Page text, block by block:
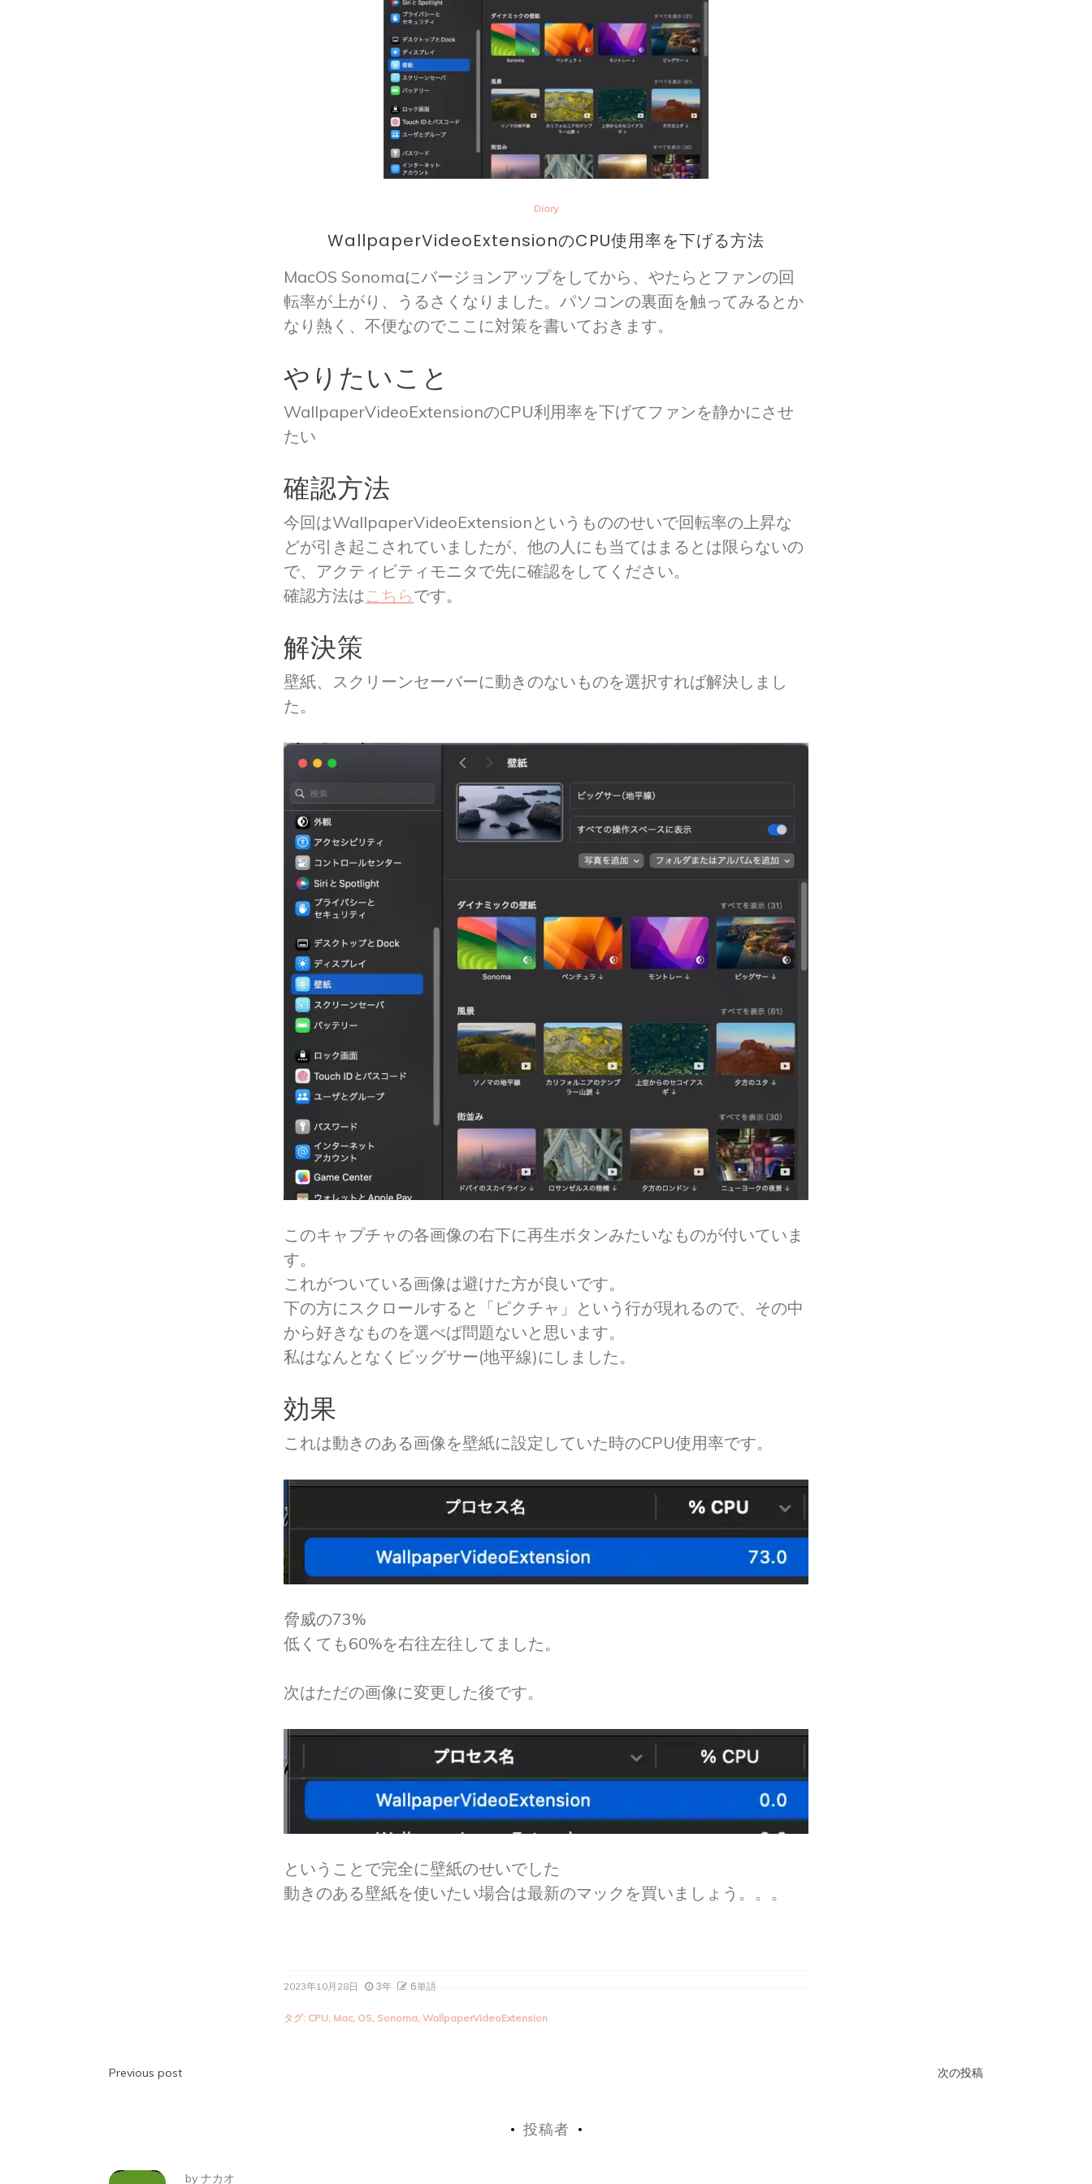
Diary
WallpaperVideoExtensionのCPU使用率を下げる方法
MacOS Sonomaにバージョンアップをしてから、やたらとファンの回
転率が上がり、うるさくなりました。パソコンの裏面を触ってみるとか
なり熱く、不便なのでここに対策を書いておきます。
やりたいこと
WallpaperVideoExtensionのCPU利用率を下げてファンを静かにさせ
たい
確認方法
今回はWallpaperVideoExtensionというもののせいで回転率の上昇な
どが引き起こされていましたが、他の人にも当てはまるとは限らないの
で、アクティビティモニタで先に確認をしてください。
確認方法はこちらです。
解決策
壁紙、スクリーンセーバーに動きのないものを選択すれば解決しまし
た。
このキャプチャの各画像の右下に再生ボタンみたいなものが付いていま
す。
これがついている画像は避けた方が良いです。
下の方にスクロールすると「ピクチャ」という行が現れるので、その中
から好きなものを選べば問題ないと思います。
私はなんとなくビッグサー(地平線)にしました。
効果
これは動きのある画像を壁紙に設定していた時のCPU使用率です。
脅威の73%
低くても60%を右往左往してました。
次はただの画像に変更した後です。
ということで完全に壁紙のせいでした
動きのある壁紙を使いたい場合は最新のマックを買いましょう。。。
2023年10月28日 3年 6単語
タグ: CPU, Mac, OS, Sonoma,WallpaperVideoExtension
投
ビ
Previous post 次の投稿
投稿者
byナカオ